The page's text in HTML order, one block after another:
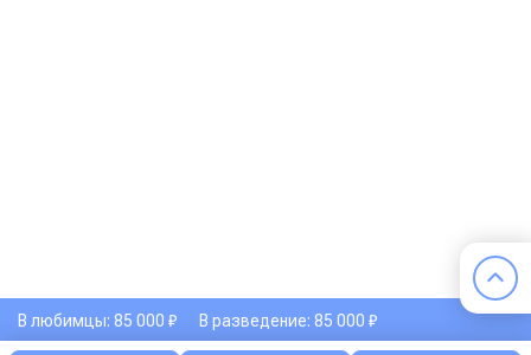
В любимцы: 85 000 ₽ В разведение: 85 000 ₽